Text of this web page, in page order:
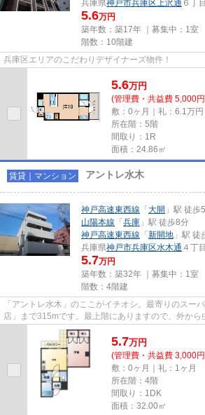
兵庫県神戸市兵庫区上沢通 ６丁目
5.6万円
築年数：築17年 ｜募集中： 1室
階数：10階建
兵庫区エリアのこだわりデザイナーズ物件！
5.6万円
(管理費・共益費 5,000
敷：0ヶ月｜礼：6.1万円
所在階：5階
間取り：1R
面積：24.86㎡
賃貸｜マンション アントレ水木
神戸高速東西線 「 大開 」駅 徒歩
山陽本線 「 兵庫 」駅 徒歩8分
神戸高速東西線 「 新開地 」駅 徒
兵庫県神戸市兵庫区水木通 ４丁目
5.7万円
築年数：築32年 ｜募集中： 1室
階数：4階建
「アントレ水木」のここがイチオシ。最寄りのスー
店」まで315mです。最上階にありますので、外から
す。駅まで5分と、駅近でアクセス...
5.7万円
(管理費・共益費 3,000
敷：0ヶ月｜礼：1ヶ月
所在階：4階
間取り：1DK
面積：32.00㎡